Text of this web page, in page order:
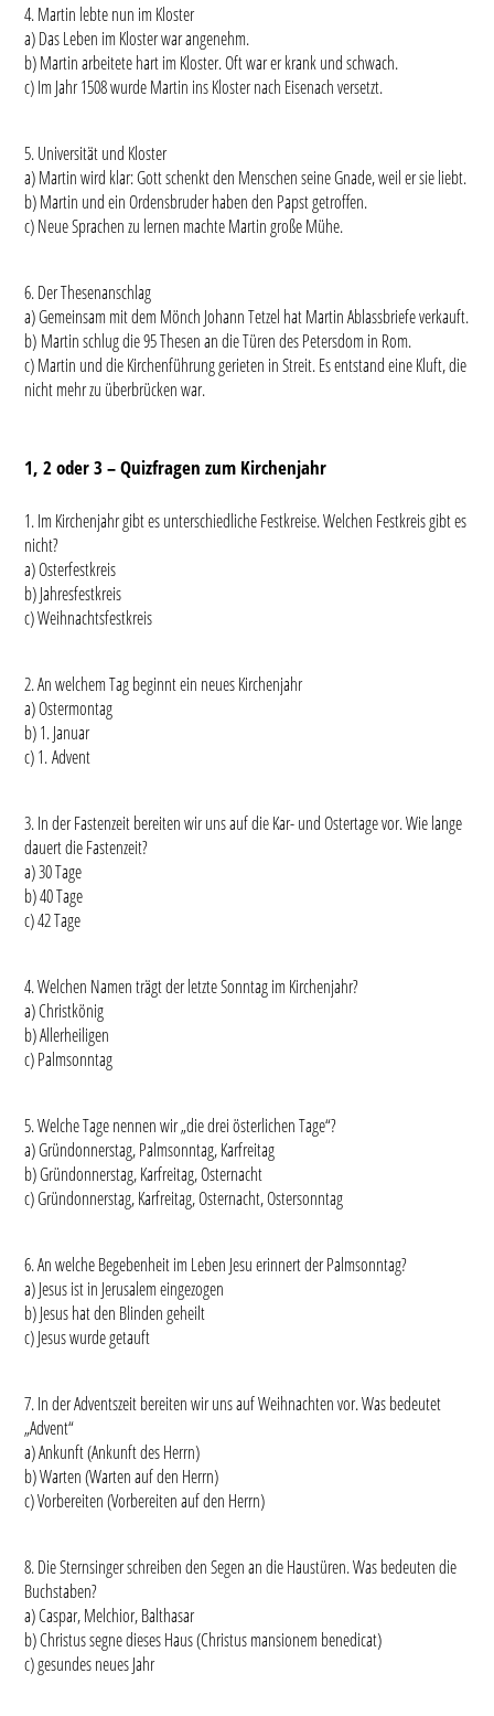
4. Martin lebte nun im Kloster
a) Das Leben im Kloster war angenehm.
b) Martin arbeitete hart im Kloster. Oft war er krank und schwach.
c) Im Jahr 1508 wurde Martin ins Kloster nach Eisenach versetzt.
5. Universität und Kloster
a) Martin wird klar: Gott schenkt den Menschen seine Gnade, weil er sie liebt.
b) Martin und ein Ordensbruder haben den Papst getroffen.
c) Neue Sprachen zu lernen machte Martin große Mühe.
6. Der Thesenanschlag
a) Gemeinsam mit dem Mönch Johann Tetzel hat Martin Ablassbriefe verkauft.
b) Martin schlug die 95 Thesen an die Türen des Petersdom in Rom.
c) Martin und die Kirchenführung gerieten in Streit. Es entstand eine Kluft, die
nicht mehr zu überbrücken war.
1, 2 oder 3–Quizfragen zum Kirchenjahr
1. Im Kirchenjahr gibt es unterschiedliche Festkreise. Welchen Festkreis gibt es
nicht?
a) Osterfestkreis
b) Jahresfestkreis
c) Weihnachtsfestkreis
2. An welchem Tag beginnt ein neues Kirchenjahr
a) Ostermontag
b) 1. Januar
c) 1. Advent
3. In der Fastenzeit bereiten wir uns auf die Kar- und Ostertage vor. Wie lange
dauert die Fastenzeit?
a) 30 Tage
b) 40 Tage
c) 42 Tage
4. Welchen Namen trägt der letzte Sonntag im Kirchenjahr?
a) Christkönig
b) Allerheiligen
c) Palmsonntag
5. Welche Tage nennen wir „die drei österlichen Tage“?
a) Gründonnerstag, Palmsonntag, Karfreitag
b) Gründonnerstag, Karfreitag, Osternacht
c) Gründonnerstag, Karfreitag, Osternacht, Ostersonntag
6. An welche Begebenheit im Leben Jesu erinnert der Palmsonntag?
a) Jesus ist in Jerusalem eingezogen
b) Jesus hat den Blinden geheilt
c) Jesus wurde getauft
7. In der Adventszeit bereiten wir uns auf Weihnachten vor. Was bedeutet
„Advent“
a) Ankunft (Ankunft des Herrn)
b) Warten (Warten auf den Herrn)
c) Vorbereiten (Vorbereiten auf den Herrn)
8. Die Sternsinger schreiben den Segen an die Haustüren. Was bedeuten die
Buchstaben?
a) Caspar, Melchior, Balthasar
b) Christus segne dieses Haus (Christus mansionem benedicat)
c) gesundes neues Jahr